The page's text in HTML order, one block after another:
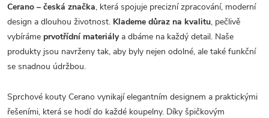
Cerano – česká značka, která spojuje precizní zpracování, moderní
design a dlouhou životnost. Klademe důraz na kvalitu, pečlivě
vybíráme prvotřídní materiálya dbáme na každý detail. Naše
produkty jsou navrženy tak, aby byly nejen odolné, ale také funkční
se snadnou údržbou.
Sprchové kouty Cerano vynikají elegantním designem a praktickými
řešeními, která se hodí do každé koupelny. Díky špičkovým